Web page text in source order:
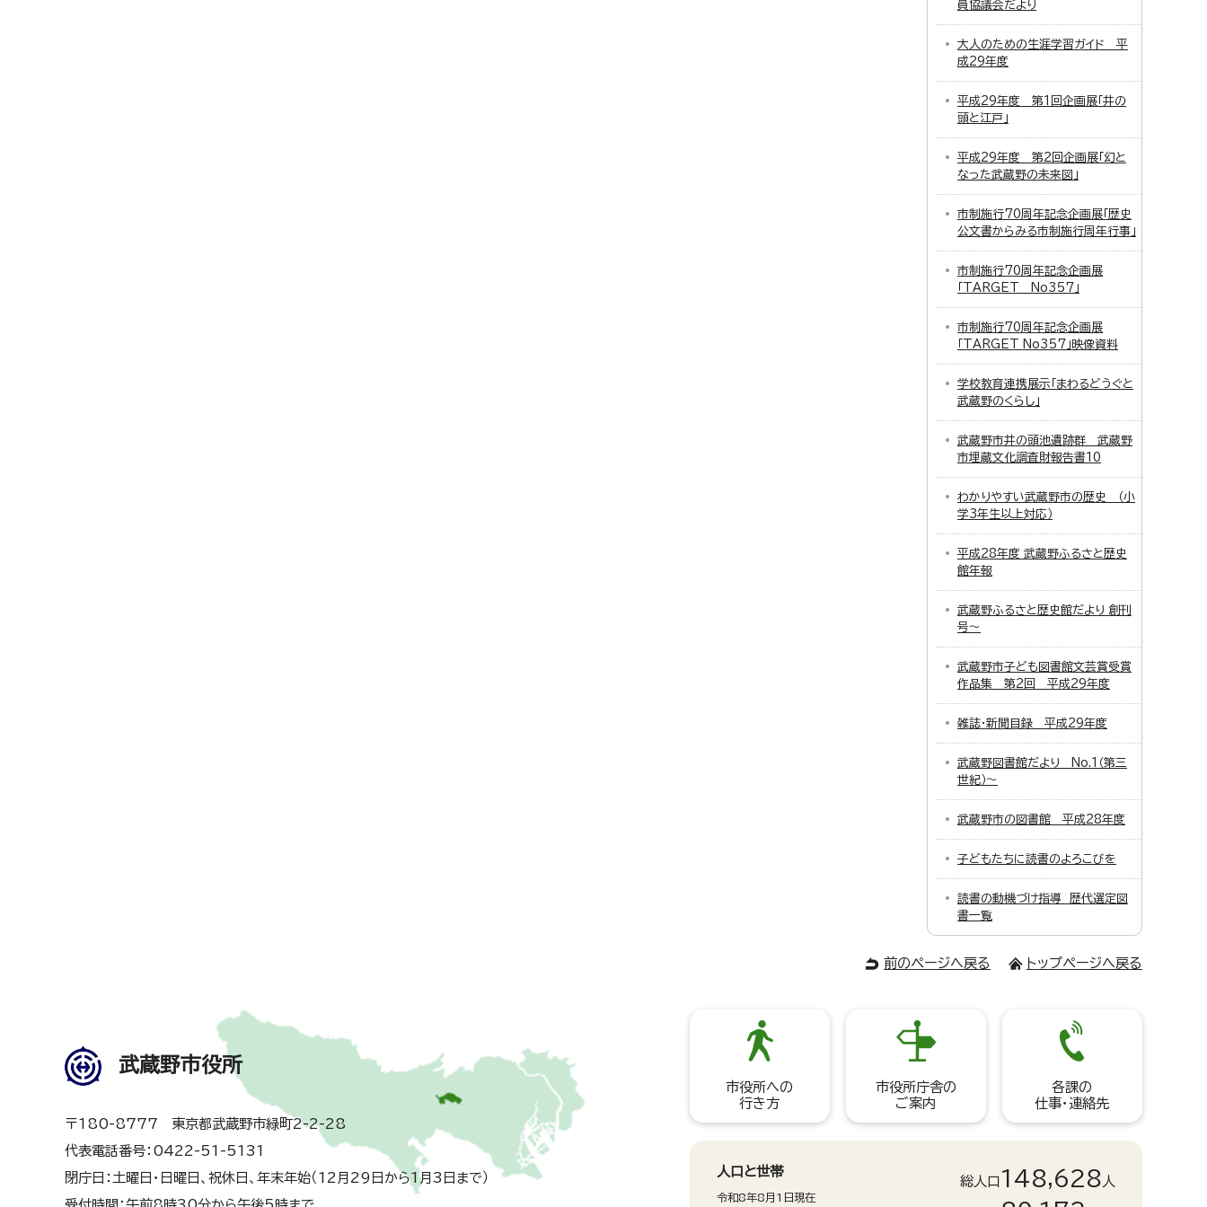
員協議会だより
大人のための生涯学習ガイド 平
成29年度
平成29年度 第1回企画展「井の
頭と江戸」
平成29年度 第2回企画展「幻と
なった武蔵野の未来図」
市制施行70周年記念企画展「歴史
公文書からみる市制施行周年行事」
市制施行70周年記念企画展
「TARGET No357」
市制施行70周年記念企画展
「TARGET No357」映像資料
学校教育連携展示「まわるどうぐと
武蔵野のくらし」
武蔵野市井の頭池遺跡群 武蔵野
市埋蔵文化調査財報告書10
わかりやすい武蔵野市の歴史 （小
学3年生以上対応）
平成28年度 武蔵野ふるさと歴史
館年報
武蔵野ふるさと歴史館だより 創刊
号～
武蔵野市子ども図書館文芸賞受賞
作品集 第2回 平成29年度
雑誌・新聞目録 平成29年度
武蔵野図書館だより No.1（第三
世紀）～
武蔵野市の図書館 平成28年度
子どもたちに読書のよろこびを
読書の動機づけ指導 歴代選定図
書一覧
前のページへ戻る トップページへ戻る
武蔵野市役所
〒180-8777 東京都武蔵野市緑町2-2-28
代表電話番号：0422-51-5131
閉庁日：土曜日・日曜日、祝休日、年末年始（12月29日から1月3日まで）
市役所への
行き方
市役所庁舎の
ご案内
各課の
仕事・連絡先
人口と世帯
令和8年8月1日現在
総人口 148,628 人